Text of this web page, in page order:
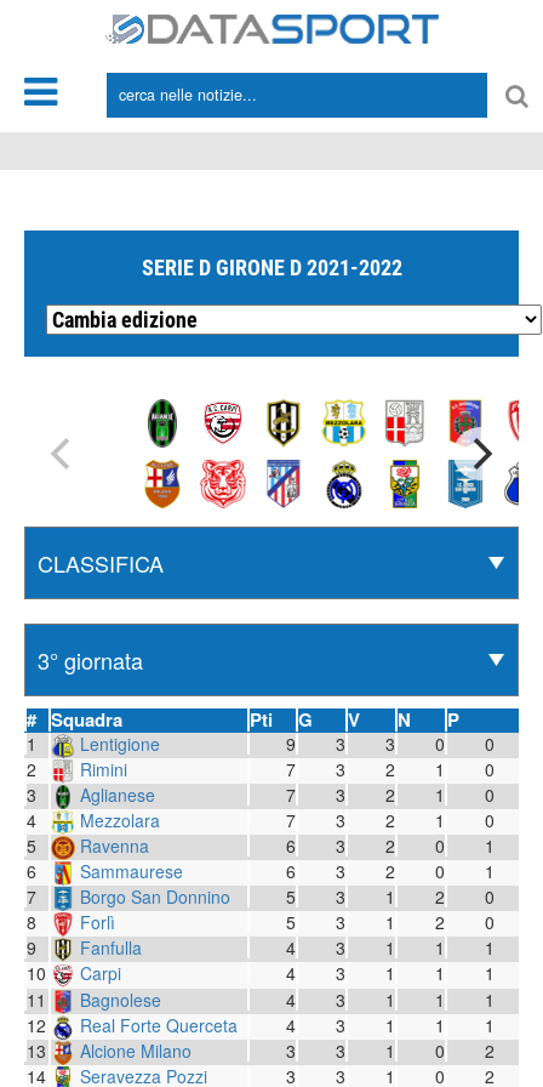
SERIE D GIRONE D 2021-2022
# Squadra Pti G V N P
1 Lentigione 9 3 3 0
0
2
Rimini 7 3 2 1
0
3
Aglianese 7 3 2 1
0
4
Mezzolara 7 3 2 1
0
5
Ravenna 6 3 2 0
1
6
Sammaurese 6 3 2 0
1
7
Borgo San Donnino 5 3 1 2
0
8
Forlì 5 3 1 2
0
9
Fanfulla 4 3 1 1
1
10
Carpi 4 3 1 1
1
11
Bagnolese 4 3 1 1
1
12
Real Forte Querceta 4 3 1 1
1
13
Alcione Milano 3 3 1 0
2
14
Seravezza Pozzi 3 3 1 0
2